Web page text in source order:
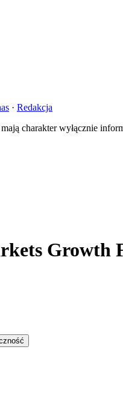
· Redakcja
charakter wyłącznie
Growth